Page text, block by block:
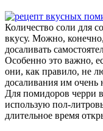
Количество соли для
вкусу. Можно,
досаливать
Особенно это важно,
они, как правило, не
досаливания им очень
Для помидоров черри
использую пол-
длительное время